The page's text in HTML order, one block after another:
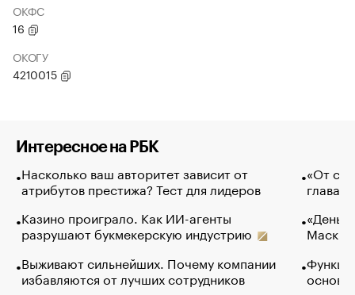
ОКФС
16
ОКОГУ
4210015
Интересное на РБК
Насколько ваш авторитет зависит от
атрибутов престижа? Тест для лидеров
Казино проиграло. Как ИИ-агенты
разрушают букмекерскую индустрию
Выживают сильнейших. Почему компании
избавляются от лучших сотрудников
«От
глава
Маск в
основ